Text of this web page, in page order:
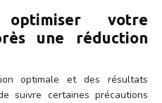
votre
une réduction
optimale et des résultats
suivre certaines précautions